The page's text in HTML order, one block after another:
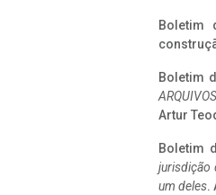
Boletim
Boletim
Artur
Boletim
jurisdição
um deles.